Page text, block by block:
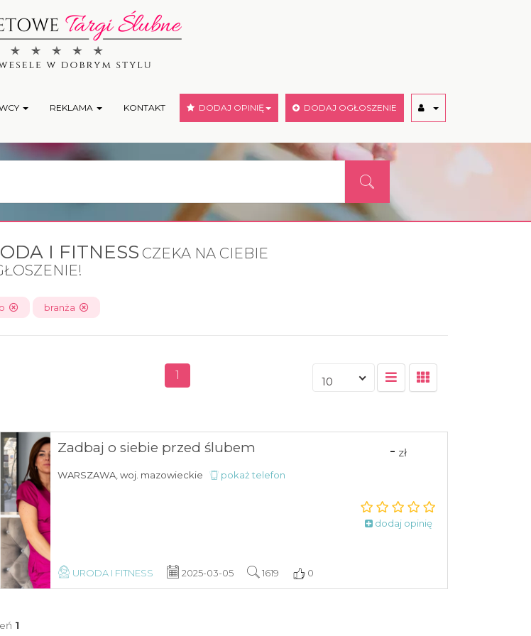
REKLAMA KONTAKT DODAJ OPINIĘ DODAJ OGŁOSZENIE
I FITNESS CZEKA NA CIEBIE
branża
1 10
Zadbaj o siebie przed ślubem
WARSZAWA, woj. mazowieckie pokaż telefon
URODA I FITNESS 2025-03-05 1619 0
- zł
dodaj opinię
1